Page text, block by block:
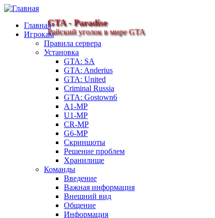
GTA - Paradise
Райский уголок в мире GTA
Главная
Игрокам
Правила сервера
Установка
GTA: SA
GTA: Anderius
GTA: United
Criminal Russia
GTA: Gostown6
A1-MP
U1-MP
CR-MP
G6-MP
Скриншоты
Решение проблем
Хранилище
Команды
Введение
Важная информация
Внешний вид
Общение
Информация